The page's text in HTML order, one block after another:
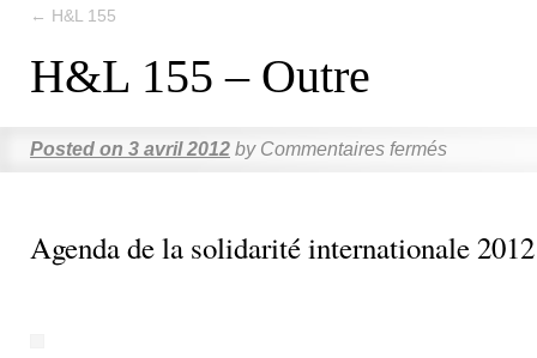
← H&L 155
H&L 155 – Outre
Posted on 3 avril 2012 by Commentaires fermés
Agenda de la solidarité internationale 2012